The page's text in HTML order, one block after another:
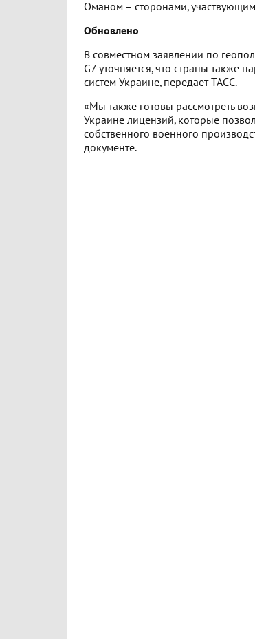
Оманом – сторонами,
Обновлено
В совместном заявлении по
G7 уточняется, что страны также
систем Украине, передает ТАСС.
«Мы также готовы рассмотреть
Украине лицензий, которые
собственного военного
документе.